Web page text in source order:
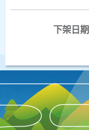
下架日期